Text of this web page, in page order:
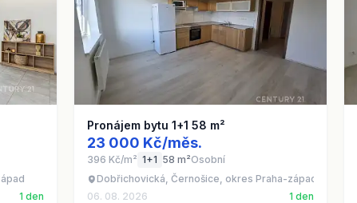
1 den
Pronájem bytu 1+1 58 m²
23 000 Kč/měs.
396 Kč/m² 1+1 58 m²Osobní
Dobřichovická, Černošice, okres Praha-západ
06. 08. 2026
1 den